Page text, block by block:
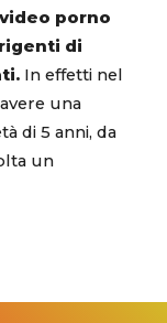
porno
di
In effetti nel
una
di 5 anni, da
un